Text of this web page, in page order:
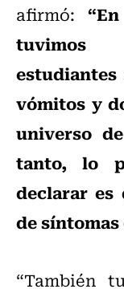
afirmó:
tuvimos
vómitos y
universo
tanto, lo
declarar
de
“También